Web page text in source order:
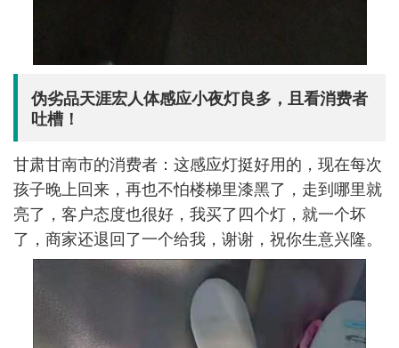
伪劣品天涯宏人体感应小夜灯良多，且看消费者
吐槽！
甘肃甘南市的消费者：这感应灯挺好用的，现在每次
孩子晚上回来，再也不怕楼梯里漆黑了，走到哪里就
亮了，客户态度也很好，我买了四个灯，就一个坏
了，商家还退回了一个给我，谢谢，祝你生意兴隆。